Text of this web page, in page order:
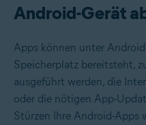
Android-Gerät
Apps können unter
Speicherplatz bereitsteht,
ausgeführt werden, die
oder die nötigen App-
Stürzen Ihre Android-Apps